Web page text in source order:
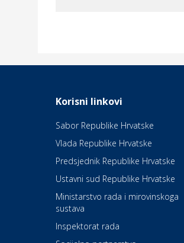
Daruvarske toplice –
Kultura i edukacija
Kazalište Kerempuh
Kultura i edukacija
Kazalište ZKM
Korisni linkovi
Sabor Republike Hrvatske
Vlada Republike Hrvatske
Predsjednik Republike Hrvatske
Ustavni sud Republike Hrvatske
Ministarstvo rada i mirovinskoga
sustava
Inspektorat rada